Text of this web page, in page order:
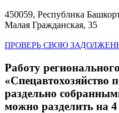
450059, Республика
Малая Гражданская, 35
ПРОВЕРЬ СВОЮ
Работу
«Спецавтохозяйство
раздельно
можно разделить на